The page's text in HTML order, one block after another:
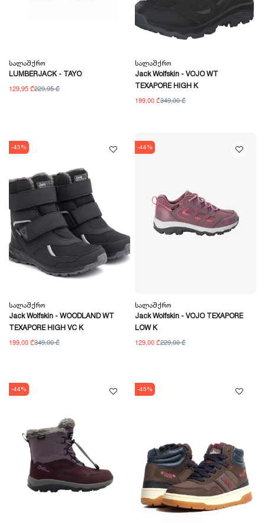
Სალაშქრო
LUMBERJACK - TAYO
129,95 ₾229,95 ₾
Სალაშქრო
Jack Wolfskin - VOJO WT
TEXAPORE HIGH K
199,00 ₾349,00 ₾
-43%
Სალაშქრო
Jack Wolfskin - WOODLAND WT
TEXAPORE HIGH VC K
199,00 ₾349,00 ₾
-44%
Სალაშქრო
Jack Wolfskin - VOJO TEXAPORE
LOW K
129,00 ₾229,00 ₾
-44% -45%